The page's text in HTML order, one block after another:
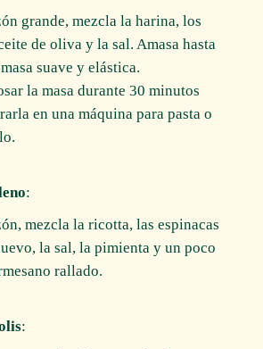
grande, mezcla la harina, los
de oliva y la sal. Amasa hasta
suave y elástica.
la masa durante 30 minutos
en una máquina para pasta o
:
mezcla la ricotta, las espinacas
la sal, la pimienta y un poco
rallado.
: